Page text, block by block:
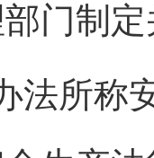
门制
所称安